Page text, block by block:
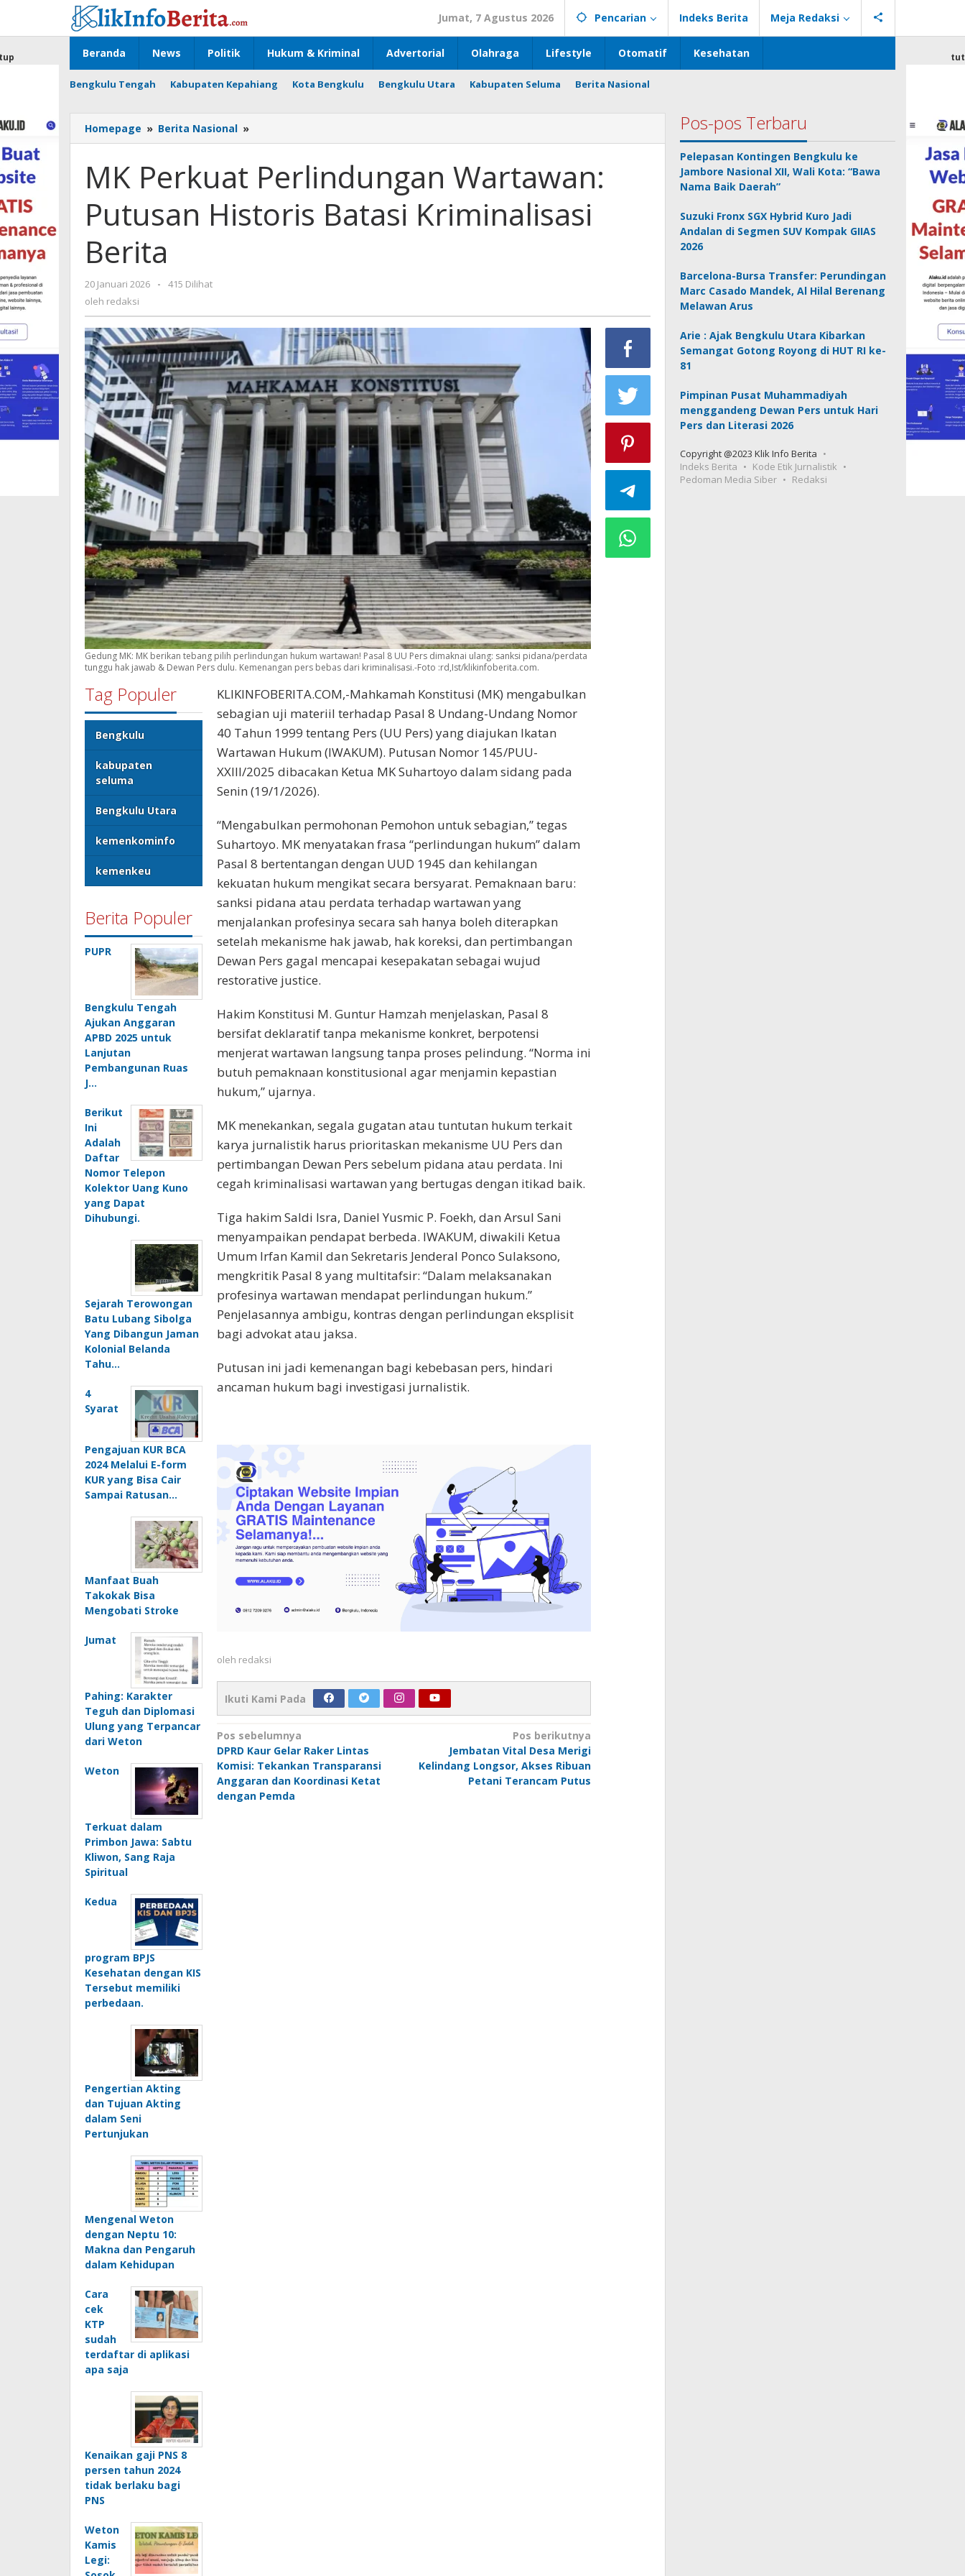
konten
Jumat, 7 Agustus 2026 Pencarian Indeks Berita Meja Redaksi
Beranda News Politik Hukum & Kriminal Advertorial Olahraga Lifestyle Otomatif Kesehatan
Bengkulu Tengah Kabupaten Kepahiang Kota Bengkulu Bengkulu Utara Kabupaten Seluma Berita Nasional
Homepage » Berita Nasional »
Perkuat
Wartawan:
Putusan
Historis
Batasi
MK Perkuat Perlindungan Wartawan:
Putusan Historis Batasi Kriminalisasi
Berita
20 Januari 2026
oleh
-
415 Dilihat
oleh redaksi
Gedung MK: MK berikan tebang pilih perlindungan hukum wartawan! Pasal 8 UU Pers dimaknai ulang: sanksi pidana/perdata
tunggu hak jawab & Dewan Pers dulu. Kemenangan pers bebas dari kriminalisasi.-Foto :rd,Ist/klikinfoberita.com.
Tag Populer
Bengkulu
kabupaten
seluma
Bengkulu Utara
kemenkominfo
kemenkeu
Berita Populer
PUPR
Bengkulu Tengah
Ajukan Anggaran
APBD 2025 untuk
Lanjutan
Pembangunan Ruas
J…
Berikut
Ini
Adalah
Daftar
Nomor Telepon
Kolektor Uang Kuno
yang Dapat
Dihubungi.
Sejarah Terowongan
Batu Lubang Sibolga
Yang Dibangun Jaman
Kolonial Belanda
Tahu…
4
Syarat
Pengajuan KUR BCA
2024 Melalui E-form
KUR yang Bisa Cair
Sampai Ratusan…
Manfaat Buah
Takokak Bisa
Mengobati Stroke
Jumat
Pahing: Karakter
Teguh dan Diplomasi
Ulung yang Terpancar
dari Weton
Weton
Terkuat dalam
Primbon Jawa: Sabtu
Kliwon, Sang Raja
Spiritual
Kedua
program BPJS
Kesehatan dengan KIS
Tersebut memiliki
perbedaan.
Pengertian Akting
dan Tujuan Akting
dalam Seni
Pertunjukan
Mengenal Weton
dengan Neptu 10:
Makna dan Pengaruh
dalam Kehidupan
Cara
cek
KTP
sudah
terdaftar di aplikasi
apa saja
Kenaikan gaji PNS 8
persen tahun 2024
tidak berlaku bagi
PNS
Weton
Kamis
Legi:
KLIKINFOBERITA.COM,-Mahkamah Konstitusi (MK) mengabulkan
sebagian uji materiil terhadap Pasal 8 Undang-Undang Nomor
40 Tahun 1999 tentang Pers (UU Pers) yang diajukan Ikatan
Wartawan Hukum (IWAKUM). Putusan Nomor 145/PUU-
XXIII/2025 dibacakan Ketua MK Suhartoyo dalam sidang pada
Senin (19/1/2026).
“Mengabulkan permohonan Pemohon untuk sebagian,” tegas
Suhartoyo. MK menyatakan frasa “perlindungan hukum” dalam
Pasal 8 bertentangan dengan UUD 1945 dan kehilangan
kekuatan hukum mengikat secara bersyarat. Pemaknaan baru:
sanksi pidana atau perdata terhadap wartawan yang
menjalankan profesinya secara sah hanya boleh diterapkan
setelah mekanisme hak jawab, hak koreksi, dan pertimbangan
Dewan Pers gagal mencapai kesepakatan sebagai wujud
restorative justice.
Hakim Konstitusi M. Guntur Hamzah menjelaskan, Pasal 8
bersifat deklaratif tanpa mekanisme konkret, berpotensi
menjerat wartawan langsung tanpa proses pelindung. “Norma ini
butuh pemaknaan konstitusional agar menjamin kepastian
hukum,” ujarnya.
MK menekankan, segala gugatan atau tuntutan hukum terkait
karya jurnalistik harus prioritaskan mekanisme UU Pers dan
pertimbangan Dewan Pers sebelum pidana atau perdata. Ini
cegah kriminalisasi wartawan yang bertugas dengan itikad baik.
Tiga hakim Saldi Isra, Daniel Yusmic P. Foekh, dan Arsul Sani
menyampaikan pendapat berbeda. IWAKUM, diwakili Ketua
Umum Irfan Kamil dan Sekretaris Jenderal Ponco Sulaksono,
mengkritik Pasal 8 yang multitafsir: “Dalam melaksanakan
profesinya wartawan mendapat perlindungan hukum.”
Penjelasannya ambigu, kontras dengan perlindungan eksplisit
bagi advokat atau jaksa.
Putusan ini jadi kemenangan bagi kebebasan pers, hindari
ancaman hukum bagi investigasi jurnalistik.
oleh redaksi
Ikuti Kami Pada
Navigasi
pos
Pos sebelumnya
DPRD Kaur Gelar Raker Lintas
Komisi: Tekankan Transparansi
Anggaran dan Koordinasi Ketat
dengan Pemda
Pos berikutnya
Jembatan Vital Desa Merigi
Kelindang Longsor, Akses Ribuan
Petani Terancam Putus
Pos-pos Terbaru
Pelepasan Kontingen Bengkulu ke
Jambore Nasional XII, Wali Kota: “Bawa
Nama Baik Daerah”
Suzuki Fronx SGX Hybrid Kuro Jadi
Andalan di Segmen SUV Kompak GIIAS
2026
Barcelona-Bursa Transfer: Perundingan
Marc Casado Mandek, Al Hilal Berenang
Melawan Arus
Arie : Ajak Bengkulu Utara Kibarkan
Semangat Gotong Royong di HUT RI ke-
81
Pimpinan Pusat Muhammadiyah
menggandeng Dewan Pers untuk Hari
Pers dan Literasi 2026
Copyright @2023 Klik Info Berita
Indeks Berita
Kode Etik Jurnalistik
Pedoman Media Siber
Redaksi